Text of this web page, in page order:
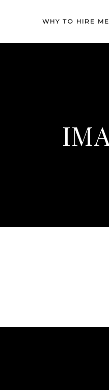
WHY TO HIRE ME